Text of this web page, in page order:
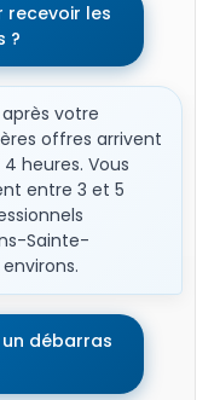
recevoir les
?
votre
offres arrivent
heures. Vous
entre 3 et 5
Sainte-
débarras